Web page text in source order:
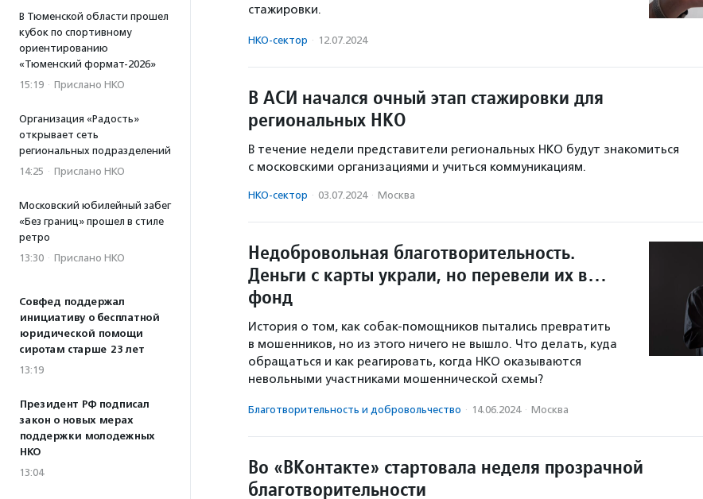
В Тюменской области прошел
кубок по спортивному
ориентированию
«Тюменский формат-2026»
15:19 · Прислано НКО
Организация «Радость»
открывает сеть
региональных подразделений
14:25 · Прислано НКО
Московский юбилейный забег
«Без границ» прошел в стиле
ретро
13:30 · Прислано НКО
Совфед поддержал
инициативу о бесплатной
юридической помощи
сиротам старше 23 лет
13:19
Президент РФ подписал
закон о новых мерах
поддержки молодежных
НКО
13:04
стажировки.
НКО-сектор · 12.07.2024
В АСИ начался очный этап стажировки для
региональных НКО
В течение недели представители региональных НКО будут знакомиться
с московскими организациями и учиться коммуникациям.
НКО-сектор · 03.07.2024 · Москва
Недобровольная благотворительность.
Деньги с карты украли, но перевели их в…
фонд
История о том, как собак-помощников пытались превратить
в мошенников, но из этого ничего не вышло. Что делать, куда
обращаться и как реагировать, когда НКО оказываются
невольными участниками мошеннической схемы?
Благотвори­тель­ность и доброволь­чест­во · 14.06.2024 · Москва
Во «ВКонтакте» стартовала неделя прозрачной
благотворительности